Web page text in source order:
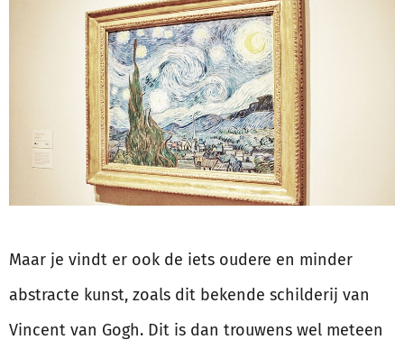
Maar je vindt er ook de iets oudere en minder
abstracte kunst, zoals dit bekende schilderij van
Vincent van Gogh. Dit is dan trouwens wel meteen